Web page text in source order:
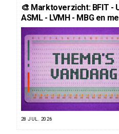
🎨 Marktoverzicht: BFIT -
ASML - LVMH - MBG en
28 JUL. 2026